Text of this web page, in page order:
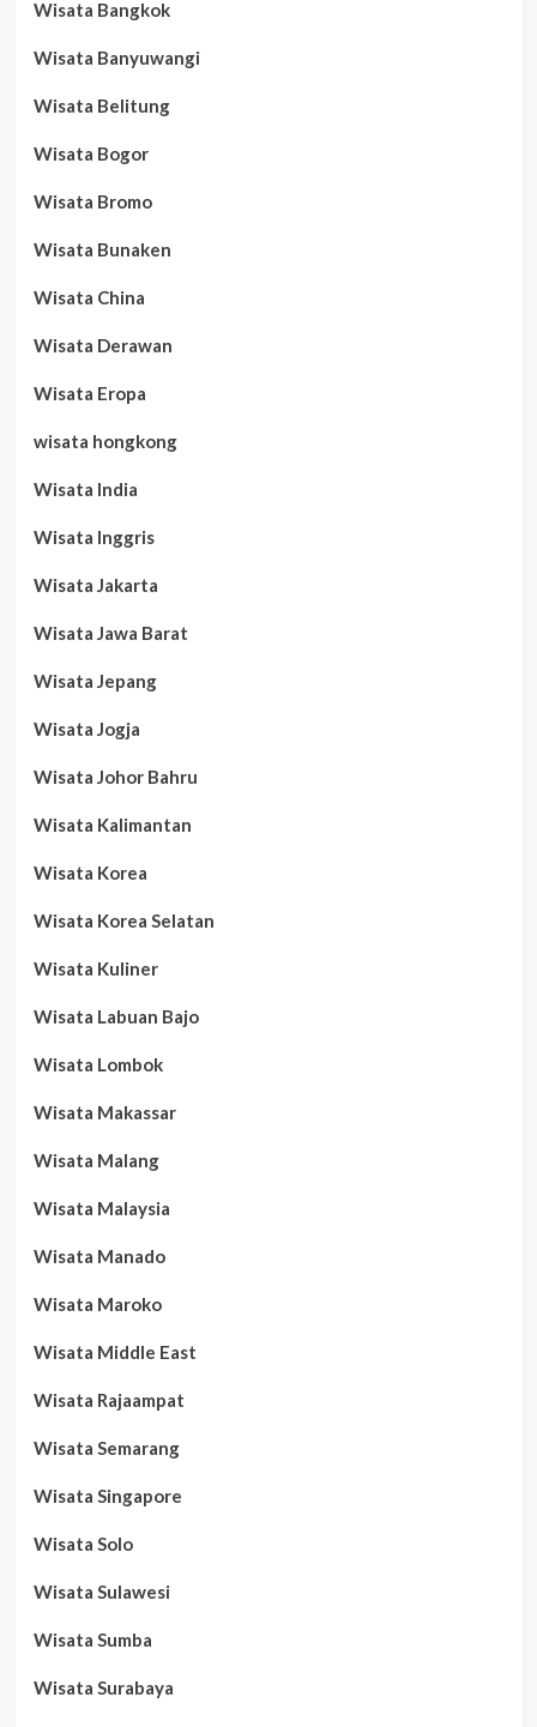
Wisata Bangkok
Wisata Banyuwangi
Wisata Belitung
Wisata Bogor
Wisata Bromo
Wisata Bunaken
Wisata China
Wisata Derawan
Wisata Eropa
wisata hongkong
Wisata India
Wisata Inggris
Wisata Jakarta
Wisata Jawa Barat
Wisata Jepang
Wisata Jogja
Wisata Johor Bahru
Wisata Kalimantan
Wisata Korea
Wisata Korea Selatan
Wisata Kuliner
Wisata Labuan Bajo
Wisata Lombok
Wisata Makassar
Wisata Malang
Wisata Malaysia
Wisata Manado
Wisata Maroko
Wisata Middle East
Wisata Rajaampat
Wisata Semarang
Wisata Singapore
Wisata Solo
Wisata Sulawesi
Wisata Sumba
Wisata Surabaya